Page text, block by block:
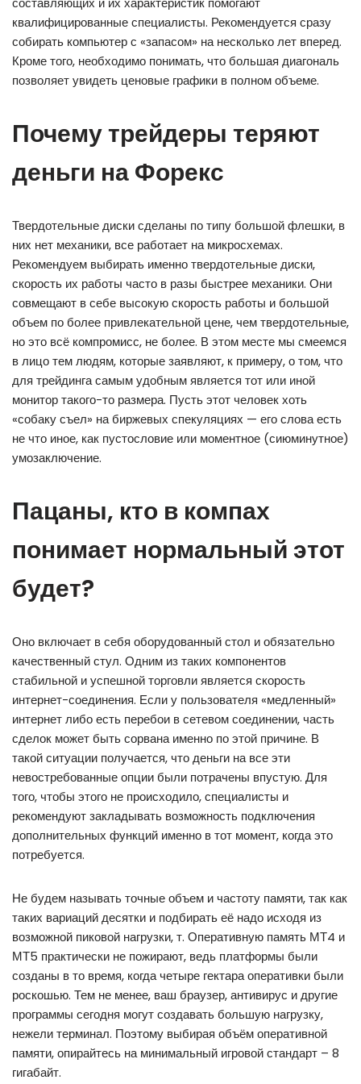
квалифицированные специалисты. Рекомендуется сразу
собирать компьютер с «запасом» на несколько лет вперед.
Кроме того, необходимо понимать, что большая диагональ
позволяет увидеть ценовые графики в полном объеме.
Почему трейдеры теряют
деньги на Форекс
Твердотельные диски сделаны по типу большой флешки, в
них нет механики, все работает на микросхемах.
Рекомендуем выбирать именно твердотельные диски,
скорость их работы часто в разы быстрее механики. Они
совмещают в себе высокую скорость работы и большой
объем по более привлекательной цене, чем твердотельные,
но это всё компромисс, не более. В этом месте мы смеемся
в лицо тем людям, которые заявляют, к примеру, о том, что
для трейдинга самым удобным является тот или иной
монитор такого-то размера. Пусть этот человек хоть
«собаку съел» на биржевых спекуляциях — его слова есть
не что иное, как пустословие или моментное (сиюминутное)
умозаключение.
Пацаны, кто в компах
понимает нормальный этот
будет?
Оно включает в себя оборудованный стол и обязательно
качественный стул. Одним из таких компонентов
стабильной и успешной торговли является скорость
интернет-соединения. Если у пользователя «медленный»
интернет либо есть перебои в сетевом соединении, часть
сделок может быть сорвана именно по этой причине. В
такой ситуации получается, что деньги на все эти
невостребованные опции были потрачены впустую. Для
того, чтобы этого не происходило, специалисты и
рекомендуют закладывать возможность подключения
дополнительных функций именно в тот момент, когда это
потребуется.
Не будем называть точные объем и частоту памяти, так как
таких вариаций десятки и подбирать её надо исходя из
возможной пиковой нагрузки, т. Оперативную память МТ4 и
МТ5 практически не пожирают, ведь платформы были
созданы в то время, когда четыре гектара оперативки были
роскошью. Тем не менее, ваш браузер, антивирус и другие
программы сегодня могут создавать большую нагрузку,
нежели терминал. Поэтому выбирая объём оперативной
памяти, опирайтесь на минимальный игровой стандарт – 8
гигабайт.